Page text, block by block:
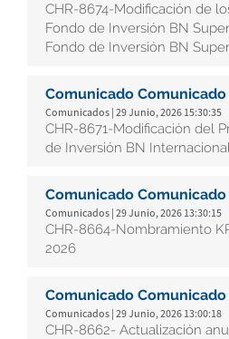
CHR-8674-Modificación de
Fondo de Inversión BN
Fondo de Inversión BN
Comunicado
Comunicados | 29 Junio, 2026 15:30:35
CHR-8671-Modificación del
de Inversión BN
Comunicado
Comunicados | 29 Junio, 2026 13:30:15
CHR-8664-Nombramiento
2026
Comunicado
Comunicados | 29 Junio, 2026 13:00:18
CHR-8662- Actualización